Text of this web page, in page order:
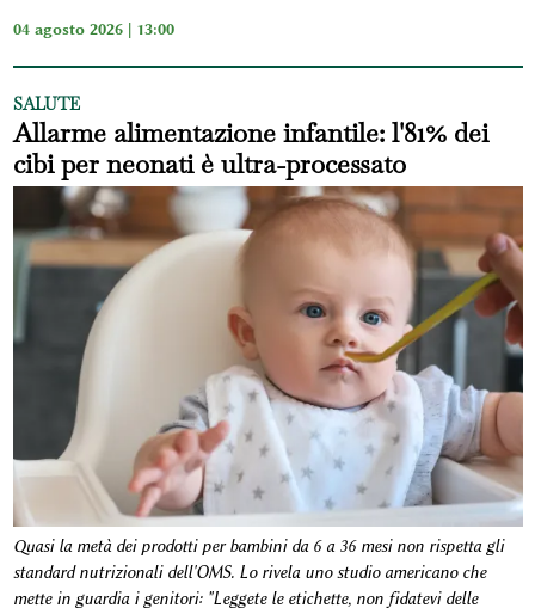
04 agosto 2026 | 13:00
SALUTE
Allarme alimentazione infantile: l'81% dei
cibi per neonati è ultra-processato
Quasi la metà dei prodotti per bambini da 6 a 36 mesi non rispetta gli
standard nutrizionali dell'OMS. Lo rivela uno studio americano che
mette in guardia i genitori: "Leggete le etichette, non fidatevi delle